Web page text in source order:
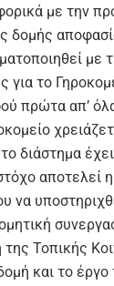
με την
δομής
για το
πρώτα απ’
διάστημα
αποτελεί
να
Τοπικής
και το έργο